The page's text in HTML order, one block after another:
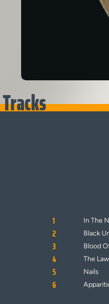
Tracks
1 In The
2 Black
3 Blood
4 The Law
5 Nails
6